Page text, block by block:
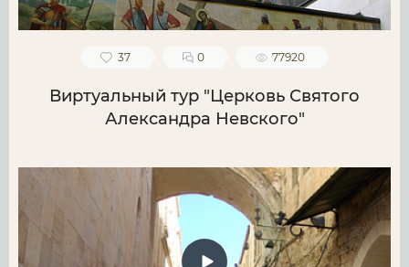
37 0 77920
Виртуальный тур "Церковь Святого
Александра Невского"